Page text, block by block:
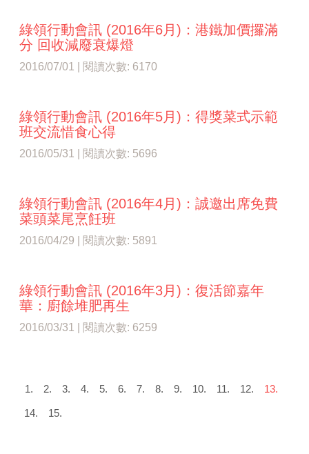
綠領行動會訊 (2016年6月)：港鐵加價攞滿
分 回收減廢衰爆燈
2016/07/01 | 閱讀次數: 6170
綠領行動會訊 (2016年5月)：得獎菜式示範
班交流惜​食心得
2016/05/31 | 閱讀次數: 5696
綠領行動會訊 (2016年4月)：誠邀出席免費
菜頭菜尾烹飪班
2016/04/29 | 閱讀次數: 5891
綠領行動會訊 (2016年3月)：復活節嘉年
華：廚餘堆​肥再生
2016/03/31 | 閱讀次數: 6259
1. 2. 3. 4. 5. 6. 7. 8. 9. 10. 11. 12. 13.
14. 15.